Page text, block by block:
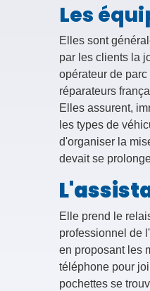
Les
Elles sont
par les clients la
opérateur de
réparateurs
Elles assurent,
les types de
d'organiser la
devait se
Elle prend le
professionnel de
en proposant les
téléphone pour
pochettes se